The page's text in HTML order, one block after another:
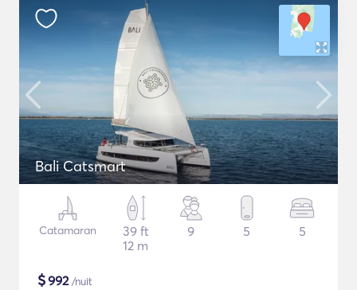
Bali Catsmart
Catamaran
39 ft
12 m
9 5 5
$992/nuit